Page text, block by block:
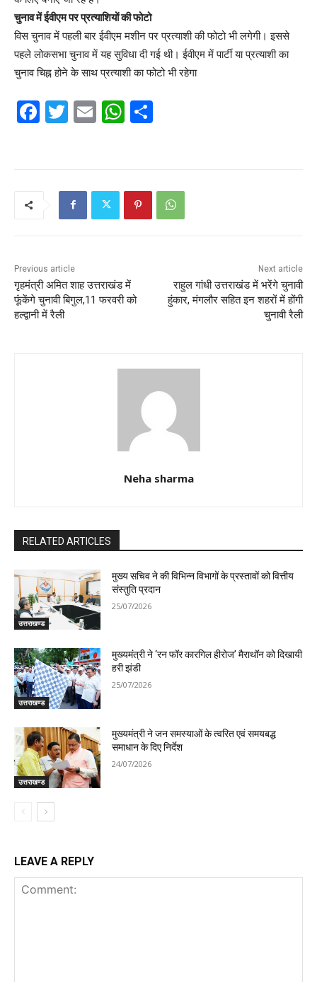
चुनाव में ईवीएम पर प्रत्याशियों की फोटो
विस चुनाव में पहली बार ईवीएम मशीन पर प्रत्याशी की फोटो भी लगेगी। इससे
पहले लोकसभा चुनाव में यह सुविधा दी गई थी। ईवीएम में पार्टी या प्रत्याशी का
चुनाव चिह्न होने के साथ प्रत्याशी का फोटो भी रहेगा
F
k
T
E
W
A
p
Previous article
गृहमंत्री अमित शाह उत्तराखंड में
फूंंकेंगे चुनावी बिगुल,11 फरवरी को
हल्द्वानी में रैली
Next article
राहुल गांधी उत्तराखंड में भरेंगे चुनावी
हुंकार, मंगलौर सहित इन शहरों में होंगी
चुनावी रैली
Neha sharma
RELATED ARTICLES
उत्तराखण्ड
मुख्य सचिव ने की विभिन्न विभागों के प्रस्तावों को वित्तीय
संस्तुति प्रदान
25/07/2026
उत्तराखण्ड
मुख्यमंत्री ने ‘रन फॉर कारगिल हीरोज’ मैराथॉन को दिखायी
हरी झंडी
25/07/2026
उत्तराखण्ड
मुख्यमंत्री ने जन समस्याओं के त्वरित एवं समयबद्ध
समाधान के दिए निर्देश
24/07/2026
LEAVE A REPLY